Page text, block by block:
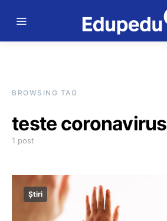
BROWSING TAG
teste coronavirus
1 post
Știri